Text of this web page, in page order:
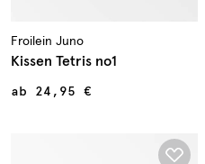
Froilein Juno
Kissen Tetris no1
ab 24,95 €